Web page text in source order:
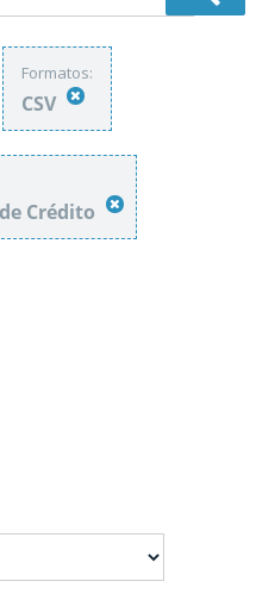
Formatos:
CSV
Crédito